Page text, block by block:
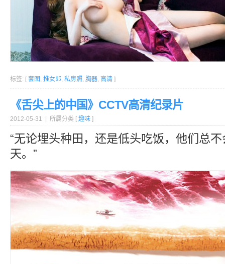
标签: [ 套图 , 推女郎, 私房照, 胸器, 高清 ]
《舌尖上的中国》CCTV高清纪录片
2012-05-31 | 所属分类 [ 趣味 ]
“无论埋头种田，还是低头吃饭，他们总
天。”